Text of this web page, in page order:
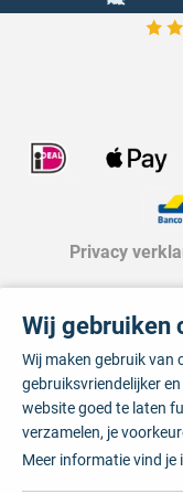
Privacy
Wij gebruiken
Wij maken gebruik van
gebruiksvriendelijker
website goed te laten
verzamelen, je
Meer informatie vind je